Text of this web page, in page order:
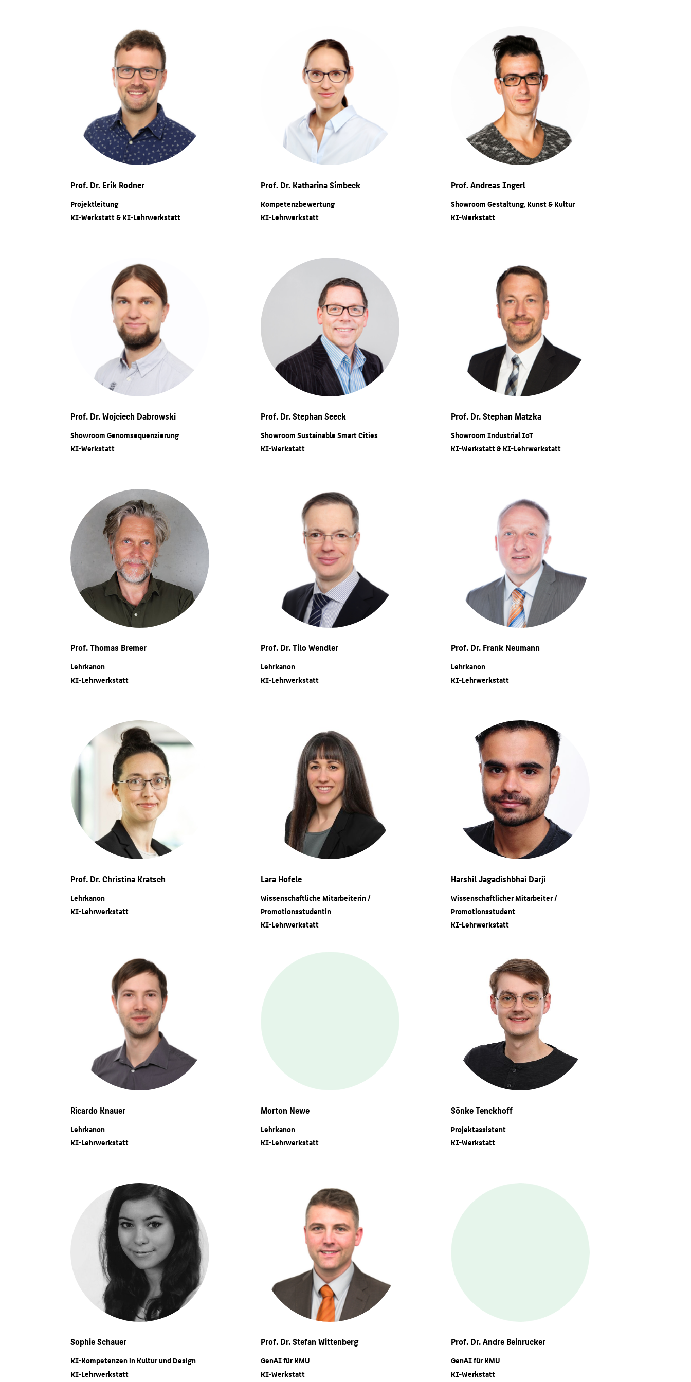
Prof. Dr. Erik Rodner
Projektleitung
KI-Werkstatt & KI-Lehrwerkstatt
Prof. Dr. Katharina Simbeck
Kompetenzbewertung
KI-Lehrwerkstatt
Prof. Andreas Ingerl
Showroom Gestaltung, Kunst & Kultur
KI-Werkstatt
Prof. Dr. Wojciech Dabrowski
Showroom Genomsequenzierung
KI-Werkstatt
Prof. Dr. Stephan Seeck
Showroom Sustainable Smart Cities
KI-Werkstatt
Prof. Dr. Stephan Matzka
Showroom Industrial IoT
KI-Werkstatt & KI-Lehrwerkstatt
Prof. Thomas Bremer
Lehrkanon
KI-Lehrwerkstatt
Prof. Dr. Tilo Wendler
Lehrkanon
KI-Lehrwerkstatt
Prof. Dr. Frank Neumann
Lehrkanon
KI-Lehrwerkstatt
Prof. Dr. Christina Kratsch
Lehrkanon
KI-Lehrwerkstatt
Lara Hofele
Wissenschaftliche Mitarbeiterin /
Promotionsstudentin
KI-Lehrwerkstatt
Harshil Jagadishbhai Darji
Wissenschaftlicher Mitarbeiter /
Promotionsstudent
KI-Lehrwerkstatt
Ricardo Knauer
Lehrkanon
KI-Lehrwerkstatt
Morton Newe
Lehrkanon
KI-Lehrwerkstatt
Sönke Tenckhoff
Projektassistent
KI-Werkstatt
Sophie Schauer
KI-Kompetenzen in Kultur und Design
KI-Lehrwerkstatt
Prof. Dr. Stefan Wittenberg
GenAI für KMU
KI-Werkstatt
Prof. Dr. Andre Beinrucker
GenAI für KMU
KI-Werkstatt